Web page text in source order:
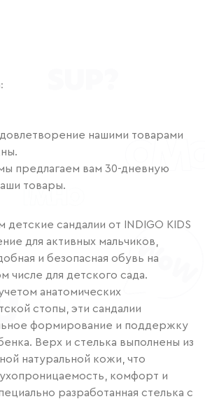
:
нашими товарами
предлагаем вам 30-дневную
товары.
детские сандалии от INDIGO KIDS
для активных мальчиков,
и безопасная обувь на
числе для детского сада.
анатомических
стопы, эти сандалии
формирование и поддержку
Верх и стелька выполнены из
натуральной кожи, что
комфорт и
разработанная стелька с